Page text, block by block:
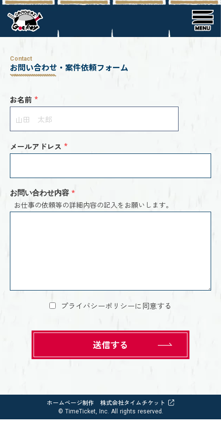
Contact
お問い合わせ・案件依頼フォーム
お名前 *
メールアドレス *
お問い合わせ内容 *
お仕事の依頼等の詳細内容の記入をお願いします。
プライバシーポリシーに同意する
送信する
ホームページ制作 株式会社タイムチケット
© TimeTicket, Inc. All rights reserved.